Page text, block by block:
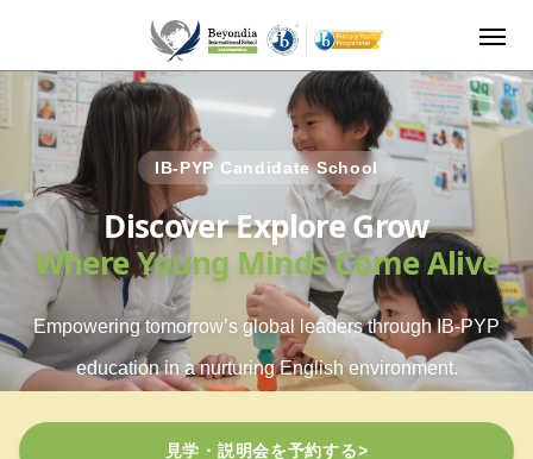
IB-PYP Candidate School
Discover Explore Grow
Where Young Minds Come Alive
Empowering tomorrow’s global leaders through IB-PYP
education in a nurturing English environment.
見学・説明会を予約する>